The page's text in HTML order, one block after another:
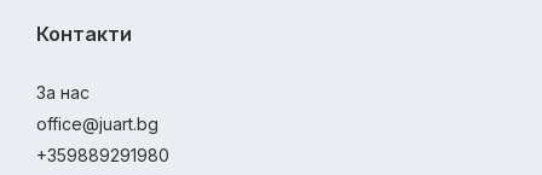
Контакти
За нас
office@juart.bg
+359889291980